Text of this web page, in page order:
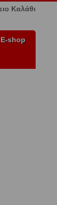
Καλάθι
Ε-shop